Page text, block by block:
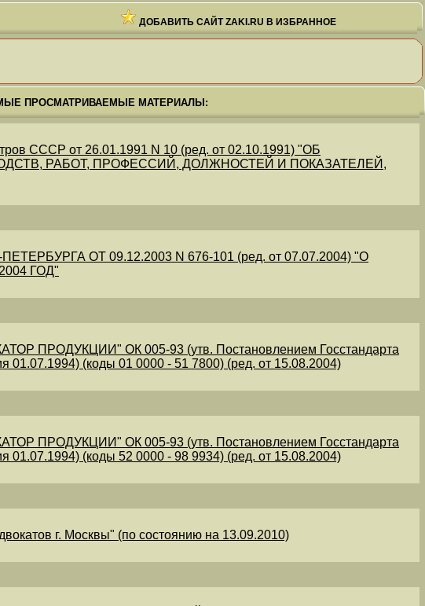
ДОБАВИТЬ САЙТ ZAKI.RU В ИЗБРАННОЕ
ПРОСМАТРИВАЕМЫЕ МАТЕРИАЛЫ:
СССР от 26.01.1991 N 10 (ред. от 02.10.1991) "ОБ
РАБОТ, ПРОФЕССИЙ, ДОЛЖНОСТЕЙ И ПОКАЗАТЕЛЕЙ,
ОТ 09.12.2003 N 676-101 (ред. от 07.07.2004) "О
ГОД"
ПРОДУКЦИИ" ОК 005-93 (утв. Постановлением Госстандарта
01.07.1994) (коды 01 0000 - 51 7800) (ред. от 15.08.2004)
ПРОДУКЦИИ" ОК 005-93 (утв. Постановлением Госстандарта
01.07.1994) (коды 52 0000 - 98 9934) (ред. от 15.08.2004)
г. Москвы" (по состоянию на 13.09.2010)